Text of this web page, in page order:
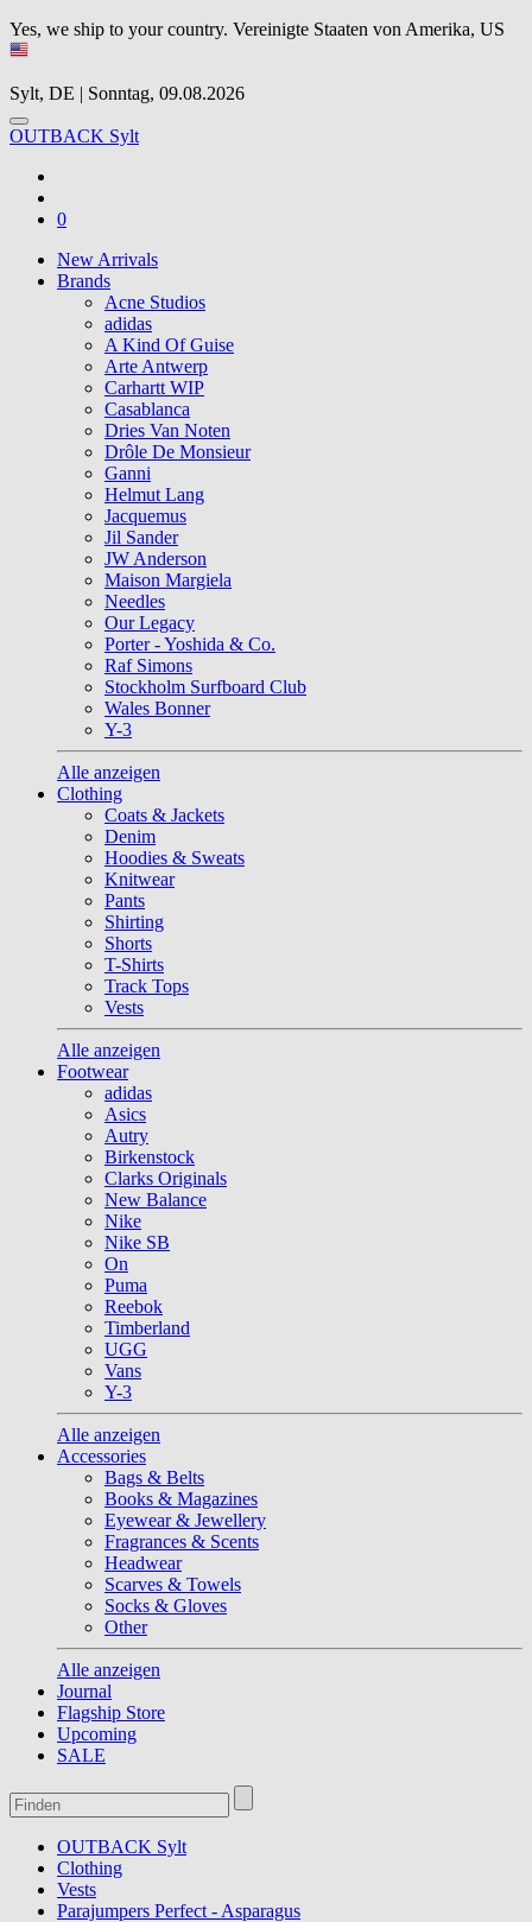
Yes, we ship to your country. Vereinigte Staaten von Amerika, US
Sylt, DE | Sonntag, 09.08.2026
OUTBACK Sylt
0
New Arrivals
Brands
Acne Studios
adidas
A Kind Of Guise
Arte Antwerp
Carhartt WIP
Casablanca
Dries Van Noten
Drôle De Monsieur
Ganni
Helmut Lang
Jacquemus
Jil Sander
JW Anderson
Maison Margiela
Needles
Our Legacy
Porter - Yoshida & Co.
Raf Simons
Stockholm Surfboard Club
Wales Bonner
Y-3
Alle anzeigen
Clothing
Coats & Jackets
Denim
Hoodies & Sweats
Knitwear
Pants
Shirting
Shorts
T-Shirts
Track Tops
Vests
Alle anzeigen
Footwear
adidas
Asics
Autry
Birkenstock
Clarks Originals
New Balance
Nike
Nike SB
On
Puma
Reebok
Timberland
UGG
Vans
Y-3
Alle anzeigen
Accessories
Bags & Belts
Books & Magazines
Eyewear & Jewellery
Fragrances & Scents
Headwear
Scarves & Towels
Socks & Gloves
Other
Alle anzeigen
Journal
Flagship Store
Upcoming
SALE
OUTBACK Sylt
Clothing
Vests
Parajumpers Perfect - Asparagus